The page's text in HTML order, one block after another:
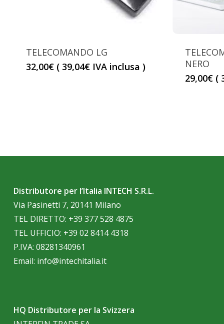
TELECOMANDO LG
32,00€ ( 39,04€IVA inclusa )
NERO
29,00€ (
Distributore per l’Italia INTECH S.R.L.
Via Pasinetti 7, 20141 Milano
TEL DIRETTO: +39 377 528 4875
TEL UFFICIO: +39 02 8414 4318
P.IVA: 08281340961
Email: info@intechitalia.it
HQ Distributore per la Svizzera